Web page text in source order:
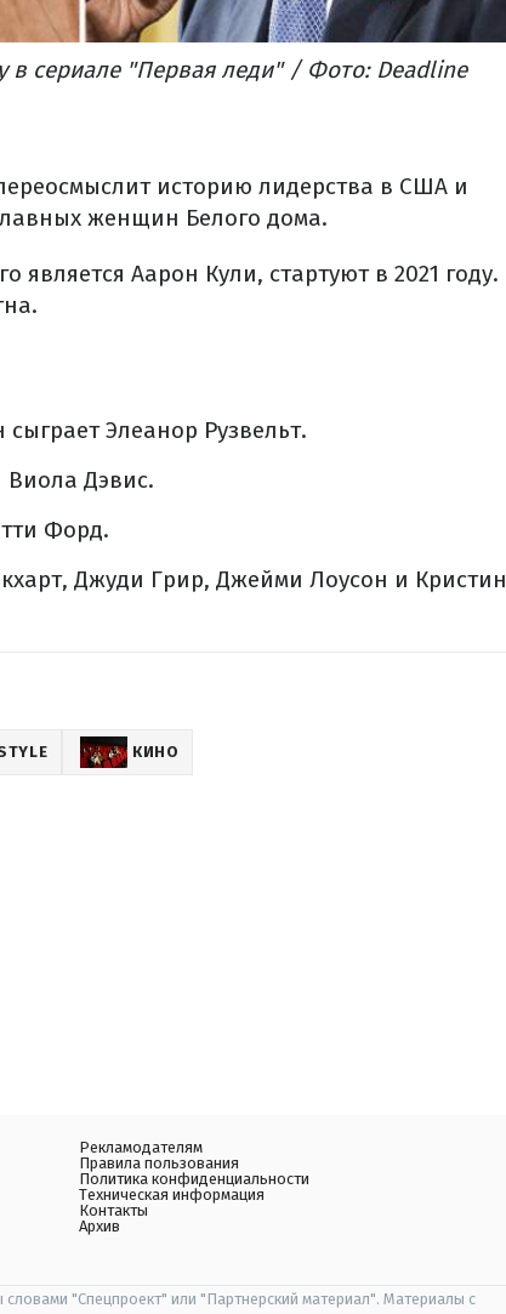
в сериале "Первая леди" / Фото: Deadline
историю лидерства в США и
женщин Белого дома.
является Аарон Кули, стартуют в 2021 году.
Элеанор Рузвельт.
Дэвис.
Форд.
Джуди Грир, Джейми Лоусон и Кристин
КИНО
Рекламодателям
Правила пользования
Политика конфиденциальности
Техническая информация
Контакты
Архив
"Спецпроект" или "Партнерский материал". Материалы с